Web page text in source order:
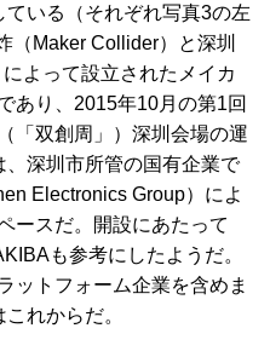
ている（それぞれ写真3の左
（ Maker Collider）と深圳
によって設立されたメイカ
あり、2015年10月の第1回
「双創周」）深圳会場の運
、深圳市所管の国有企業で
Electronics Group）によ
ースだ。開設にあたって
も参考にしたようだ。
ットフォーム企業を含めま
れからだ。